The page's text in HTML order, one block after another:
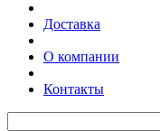
Доставка
О компании
Контакты